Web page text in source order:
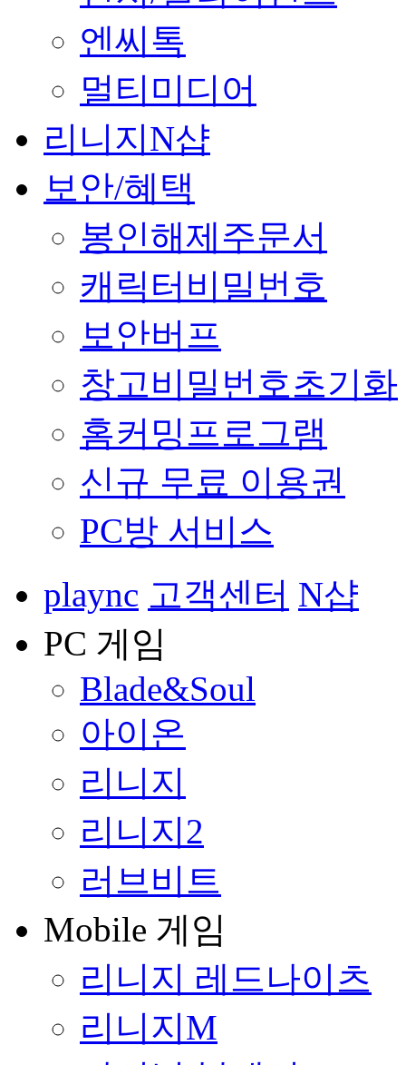
엔씨톡
멀티미디어
리니지N샵
보안/혜택
봉인해제주문서
캐릭터비밀번호
보안버프
창고비밀번호초기화
홈커밍프로그램
신규 무료 이용권
PC방 서비스
plaync 고객센터 N샵
PC 게임
Blade&Soul
아이온
리니지
리니지2
러브비트
Mobile 게임
리니지 레드나이츠
리니지M